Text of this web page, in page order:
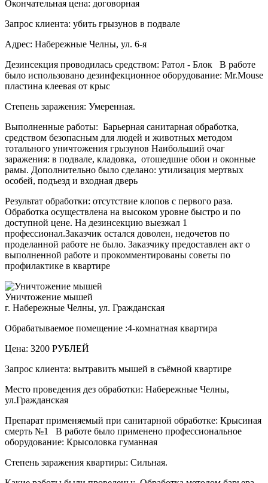
Окончательная цена: договорная
Запрос клиента: убить грызунов в подвале
Адрес: Набережные Челны, ул. 6-я
Дезинсекция проводилась средством: Ратол - Блок В работе
было использовано дезинфекционное оборудование: Mr.Mouse
пластина клеевая от крыс
Степень заражения: Умеренная.
Выполненные работы: Барьерная санитарная обработка,
средством безопасным для людей и животных методом
тотального уничтожения грызунов Наибольший очаг
заражения: в подвале, кладовка, отошедшие обои и оконные
рамы. Дополнительно было сделано: утилизация мертвых
особей, подъезд и входная дверь
Результат обработки: отсутствие клопов с первого раза.
Обработка осуществлена на высоком уровне быстро и по
доступной цене. На дезинсекцию выезжал 1
профессионал.Заказчик остался доволен, недочетов по
проделанной работе не было. Заказчику предоставлен акт о
выполненной работе и прокомментированы советы по
профилактике в квартире
Уничтожение мышей
г. Набережные Челны, ул. Гражданская
Обрабатываемое помещение :4-комнатная квартира
Цена: 3200 РУБЛЕЙ
Запрос клиента: вытравить мышей в съёмной квартире
Место проведения дез обработки: Набережные Челны,
ул.Гражданская
Препарат применяемый при санитарной обработке: Крысиная
смерть №1 В работе было применено профессиональное
оборудование: Крысоловка гуманная
Степень заражения квартиры: Сильная.